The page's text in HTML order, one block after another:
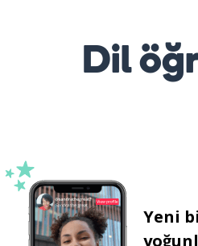
Dil
Yeni